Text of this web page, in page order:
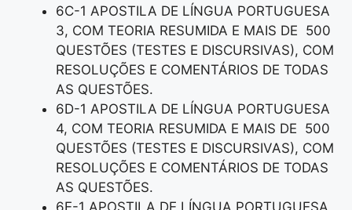
6C-1 APOSTILA DE LÍNGUA PORTUGUESA
3, COM TEORIA RESUMIDA E MAIS DE 500
QUESTÕES (TESTES E DISCURSIVAS), COM
RESOLUÇÕES E COMENTÁRIOS DE TODAS
AS QUESTÕES.
6D-1 APOSTILA DE LÍNGUA PORTUGUESA
4, COM TEORIA RESUMIDA E MAIS DE 500
QUESTÕES (TESTES E DISCURSIVAS), COM
RESOLUÇÕES E COMENTÁRIOS DE TODAS
AS QUESTÕES.
6E-1 APOSTILA DE LÍNGUA PORTUGUESA